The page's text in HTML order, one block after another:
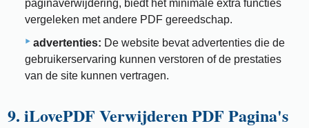
paginaverwijdering, biedt het minimale extra functies
vergeleken met andere PDF gereedschap.
advertenties: De website bevat advertenties die de
gebruikerservaring kunnen verstoren of de prestaties
van de site kunnen vertragen.
9. iLovePDF Verwijderen PDF Pagina's